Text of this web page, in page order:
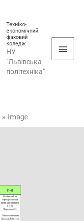
Техніко-
економічний
фаховий
коледж
НУ
"Львівська
політехніка"
image